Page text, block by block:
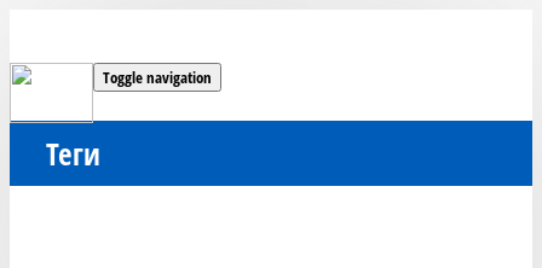
Toggle navigation
Теги